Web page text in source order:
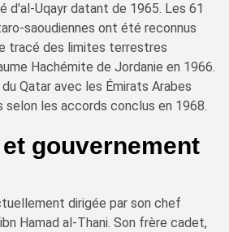
d'al-Uqayr datant de 1965. Les 61
saoudiennes ont été reconnus
tracé des limites terrestres
Hachémite de Jordanie en 1966.
Qatar avec les Émirats Arabes
selon les accords conclus en 1968.
gouvernement
dirigée par son chef
Hamad al-Thani. Son frère cadet,